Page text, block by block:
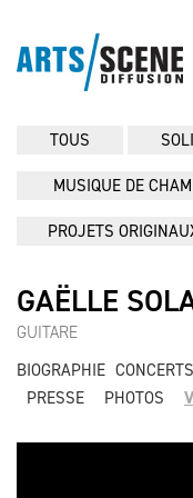
TOUS
MUSIQUE DE
PROJETS
GAËLLE
GUITARE
BIOGRAPHIE CONCERTS
PRESSE
PHOTOS